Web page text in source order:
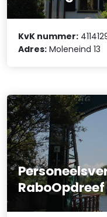
KvK nummer:
Adres: Moleneind 13
RaboOpdreef